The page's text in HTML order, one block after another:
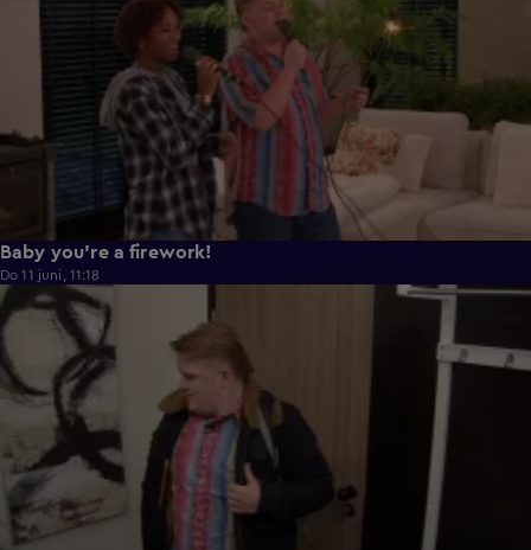
Baby you're a firework!
Do 11 juni, 11:18
0:43